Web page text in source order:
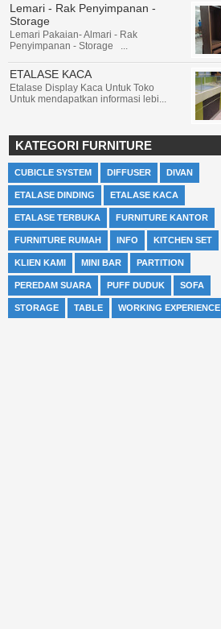
Lemari - Rak Penyimpanan -
Storage
Lemari Pakaian- Almari - Rak
Penyimpanan - Storage ...
ETALASE KACA
Etalase Display Kaca Untuk Toko
Untuk mendapatkan informasi lebi...
KATEGORI FURNITURE
CUBICLE SYSTEM DIFFUSER DIVAN
ETALASE DINDING ETALASE KACA
ETALASE TERBUKA FURNITURE KANTOR
FURNITURE RUMAH INFO KITCHEN SET
KLIEN KAMI MINI BAR PARTITION
PEREDAM SUARA PUFF DUDUK SOFA
STORAGE TABLE WORKING EXPERIENCE